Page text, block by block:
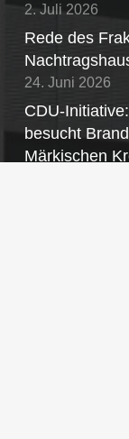
2. Juli 2026
Rede des
24. Juni 2026
CDU-
besucht
Märkischen